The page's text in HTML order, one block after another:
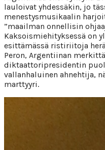
lauloivat yhdessäkin, jo
menestysmusikaalin
”maailman onnellisin
Kaksoismiehityksessä on
esittämässä ristiriitoja
Peron, Argentiinan
diktaattoripresidentin
vallanhaluinen ahnehtija,
marttyyri.